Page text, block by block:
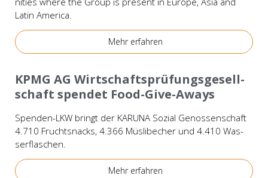
Latin Ame­ri­ca.
Mehr erfah­ren
KPMG AG Wirt­schafts­prü­fungs­ge­sell­
schaft spen­det Food-Give-Aways
Spen­­den-LKW bringt der KARUNA Sozi­al Genos­sen­schaft
4.710 Frucht­snacks, 4.366 Müs­li­be­cher und 4.410 Was­
ser­fla­schen.
Mehr erfah­ren